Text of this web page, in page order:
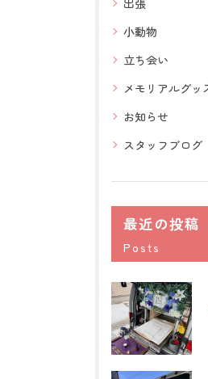
出張
小動物
立ち会い
メモリアルグッ
お知らせ
スタッフブログ
最近の投稿
Posts